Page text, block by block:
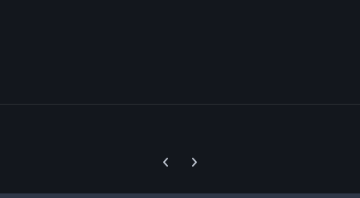
Предыдущий слайд карусели
Следующий слайд карусели